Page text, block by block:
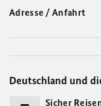
Adresse / Anfahrt
Deutschland und
Sicher